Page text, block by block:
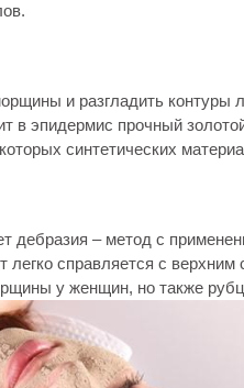
и разгладить контуры
в эпидермис прочный
синтетических
дебразия – метод с
легко справляется с
у женщин, но также